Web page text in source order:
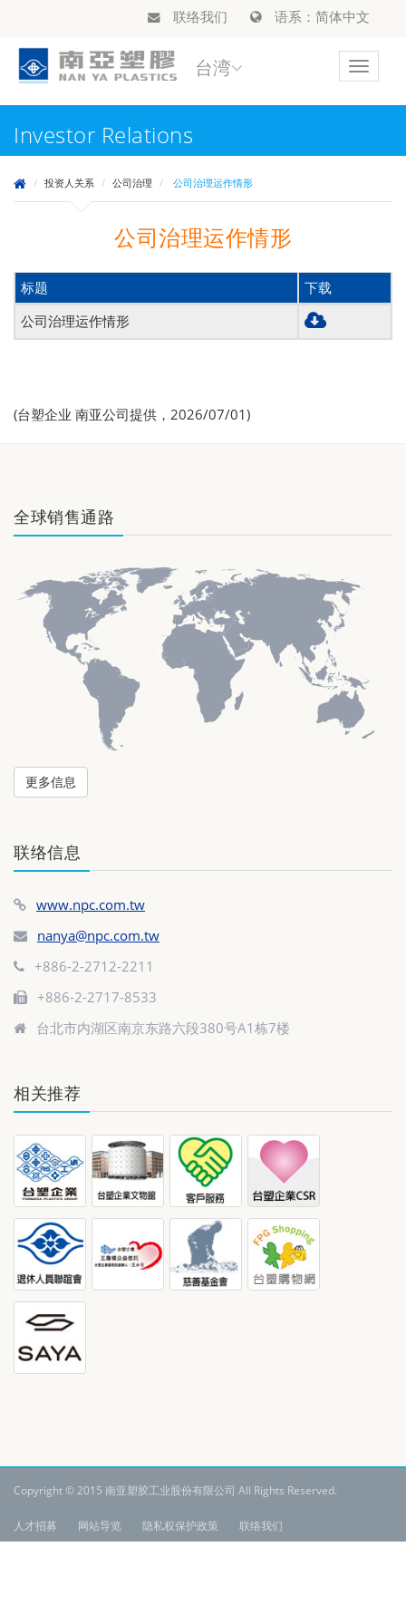
联络我们 语系：简体中文
Toggle
台湾
Investor Relations
投资人关系 公司治理 公司治理运作情形
公司治理运作情形
标题
下载
公司治理运作情形
(台塑企业 南亚公司提供，2026/07/01)
全球销售通路
更多信息
联络信息
www.npc.com.tw
nanya@npc.com.tw
+886-2-2712-2211
+886-2-2717-8533
台北市内湖区南京东路六段380号A1栋7楼
相关推荐
Copyright © 2015 南亚塑胶工业股份有限公司 All Rights Reserved.
人才招募 网站导览 隐私权保护政策
联络我们